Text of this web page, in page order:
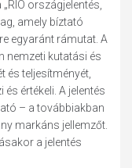
országjelentés,
amely bíztató
egyaránt rámutat. A
nemzeti kutatási és
és teljesítményét,
értékeli. A jelentés
– a továbbiakban
markáns jellemzőt.
a jelentés